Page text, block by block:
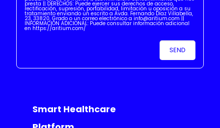
presta || DERECHOS: Puede ejercer sus derechos de acceso,
rectificación, supresión, portabilidad, limitación u oposición a su
tratamiento enviando un escrito a Avda. Fernando Díaz Villabella,
23, 33820, Grado o un correo electrónico a info@aritium.com ||
INFORMACIÓN ADICIONAL: Puede consultar información adicional
en https://aritium.com/
Smart Healthcare